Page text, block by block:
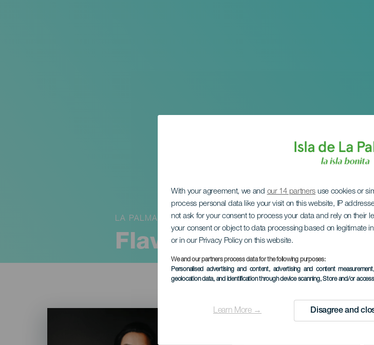
With your agreement, we and our 14 partners use cookies or
process personal data like your visit on this website, IP
not ask for your consent to process your data and rely on their
your consent or object to data processing based on legitimate
or in our Privacy Policy on this website.
We and our partners process data for the following purposes:
Personalised advertising and content, advertising and content
geolocation data, and identification through device scanning, Store and/or
Learn More → Disagree and
Flavia Cruz en concert
LA PALMA